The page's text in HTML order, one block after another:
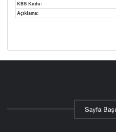
KBS Kodu:
Açıklama:
Sayfa